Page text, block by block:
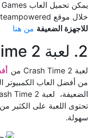
خلال موقع steampowered وهو أفضل موقع للتحميل
للاجهزة الضعيفة من هنا
2. لعبة Crash Time 2
لعبة Crash Time 2 من
من أفضل العاب الكمبيوتر
تحتوى اللعبة على الكثير
سهولة.